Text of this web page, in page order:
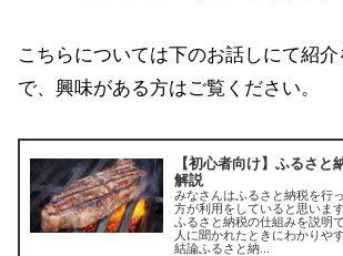
こちらについては下のお話しにて紹
で、興味がある方はご覧ください。
【初心者向け】ふるさと
解説
みなさんはふるさと納税を行
方が利用をしていると思いま
ふるさと納税の仕組みを説明
人に聞かれたときにわかりや
結論ふるさと納...